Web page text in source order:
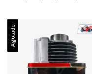
Agotado